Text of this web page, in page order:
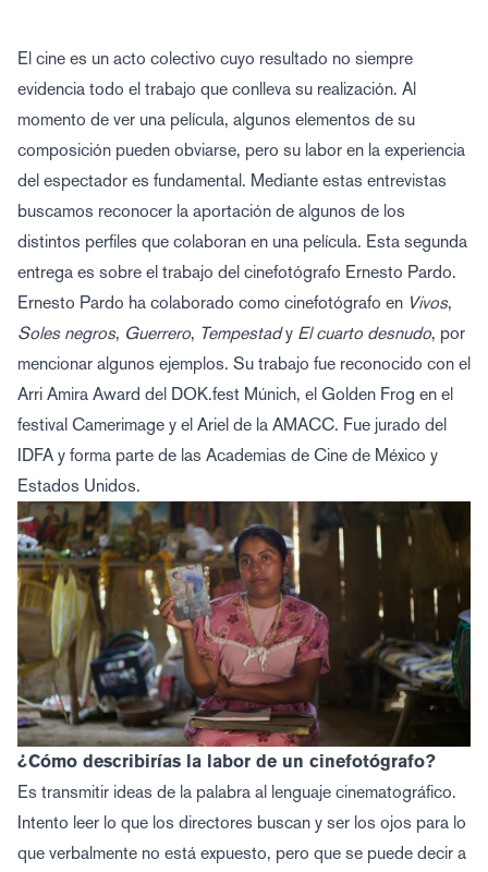
El cine es un acto colectivo cuyo resultado no siempre
evidencia todo el trabajo que conlleva su realización. Al
momento de ver una película, algunos elementos de su
composición pueden obviarse, pero su labor en la experiencia
del espectador es fundamental. Mediante estas entrevistas
buscamos reconocer la aportación de algunos de los
distintos perfiles que colaboran en una película. Esta segunda
entrega es sobre el trabajo del cinefotógrafo Ernesto Pardo.
Ernesto Pardo ha colaborado como cinefotógrafo en Vivos,
Soles negros, Guerrero, Tempestady El cuarto desnudo, por
mencionar algunos ejemplos. Su trabajo fue reconocido con el
Arri Amira Award del DOK.fest Múnich, el Golden Frog en el
festival Camerimage y el Ariel de la AMACC. Fue jurado del
IDFA y forma parte de las Academias de Cine de México y
Estados Unidos.
¿Cómo describirías la labor de un cinefotógrafo?
Es transmitir ideas de la palabra al lenguaje cinematográfico.
Intento leer lo que los directores buscan y ser los ojos para lo
que verbalmente no está expuesto, pero que se puede decir a